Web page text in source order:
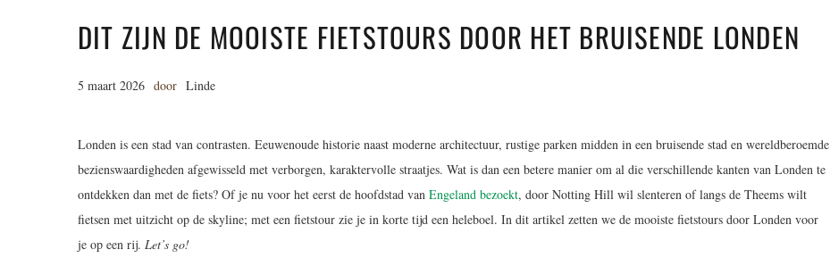
DIT ZIJN DE MOOISTE FIETSTOURS DOOR HET BRUISENDE LONDEN
5 maart 2026 door Linde
Londen is een stad van contrasten. Eeuwenoude historie naast moderne architectuur, rustige parken midden in een bruisende stad en wereldberoemde
bezienswaardigheden afgewisseld met verborgen, karaktervolle straatjes. Wat is dan een betere manier om al die verschillende kanten van Londen te
ontdekken dan met de fiets? Of je nu voor het eerst de hoofdstad van Engeland bezoekt, door Notting Hill wil slenteren of langs de Theems wilt
fietsen met uitzicht op de skyline; met een fietstour zie je in korte tijd een heleboel. In dit artikel zetten we de mooiste fietstours door Londen voor
je op een rij. Let’s go!